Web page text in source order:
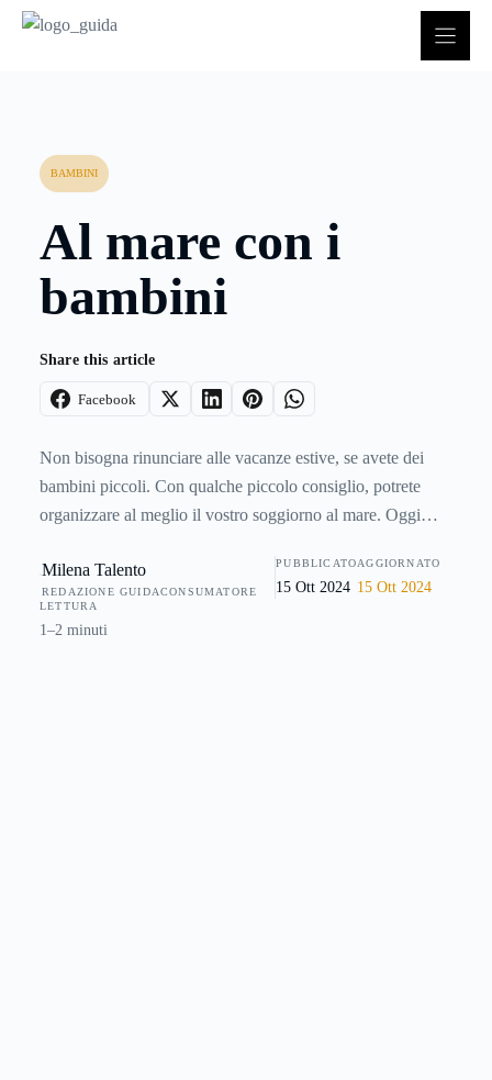
BAMBINI
Al mare con i
bambini
Share this article
Facebook
Non bisogna rinunciare alle vacanze estive, se avete dei
bambini piccoli. Con qualche piccolo consiglio, potrete
organizzare al meglio il vostro soggiorno al mare. Oggi
sull'argomento sono favorevoli anche i pediatri. Occorre
pianificare al meglio l'organizzazione della vostra vacanza,
seguendo ovviamente le necessità del bimbo
Milena Talento
REDAZIONE GUIDACONSUMATORE
PUBBLICATO
15 Ott 2024
AGGIORNATO
15 Ott 2024
LETTURA
1–2 minuti